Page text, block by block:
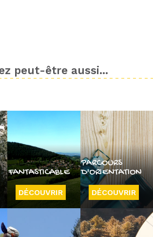
peut-être aussi...
FANTASTICABLE
DÉCOUVRIR
PARCOURS
D'ORIENTATION
DÉCOUVRIR